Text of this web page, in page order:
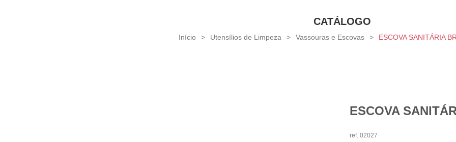
CATÁLOGO
Início > Utensílios de Limpeza > Vassouras e Escovas > ESCOVA SANITÁRIA
ESCOVA
ref. 02027